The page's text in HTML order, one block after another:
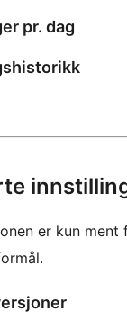
pr. dag
er kun